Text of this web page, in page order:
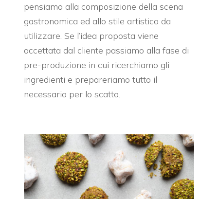
pensiamo alla composizione della scena
gastronomica ed allo stile artistico da
utilizzare. Se l’idea proposta viene
accettata dal cliente passiamo alla fase di
pre-produzione in cui ricerchiamo gli
ingredienti e prepareriamo tutto il
necessario per lo scatto.